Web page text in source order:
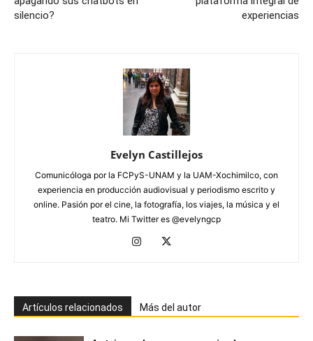
silencio?
experiencias
Evelyn Castillejos
Comunicóloga por la FCPyS-UNAM y la UAM-Xochimilco, con
experiencia en producción audiovisual y periodismo escrito y
online. Pasión por el cine, la fotografía, los viajes, la música y el
teatro. Mi Twitter es @evelyngcp
Artículos relacionados Más del autor